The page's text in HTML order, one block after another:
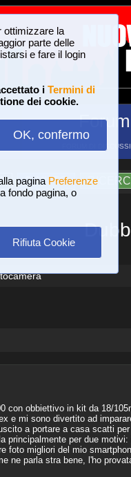
ottimizzare la
parte delle
e fare il login
i Termini di
dei cookie.
OK, confermo
pagina Preferenze
fondo pagina, o
Rifiuta Cookie
Forum
FORUM DI
?AIUTO
con obbiettivo in kit da 18/
e mi sono divertito ad
a portare a casa scatti
principalmente per due
foto migliori del mio
ne parla stra bene, l'ho